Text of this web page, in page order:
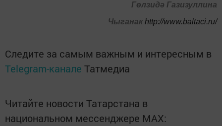
Гөлзидә Газизуллина
Чыганак http://www.baltaci.ru/
Следите за самым важным и интересным в
Telegram-канале Татмедиа
Читайте новости Татарстана в
национальном мессенджере MАХ: